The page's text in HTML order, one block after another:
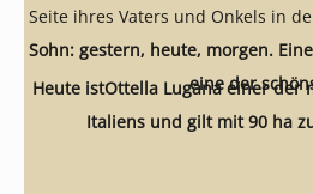
Seite ihres Vaters und Onkels in
Sohn: gestern, heute, morgen.
eine der
Heute istOttella Lugana einer der
Italiens und gilt mit 90 ha